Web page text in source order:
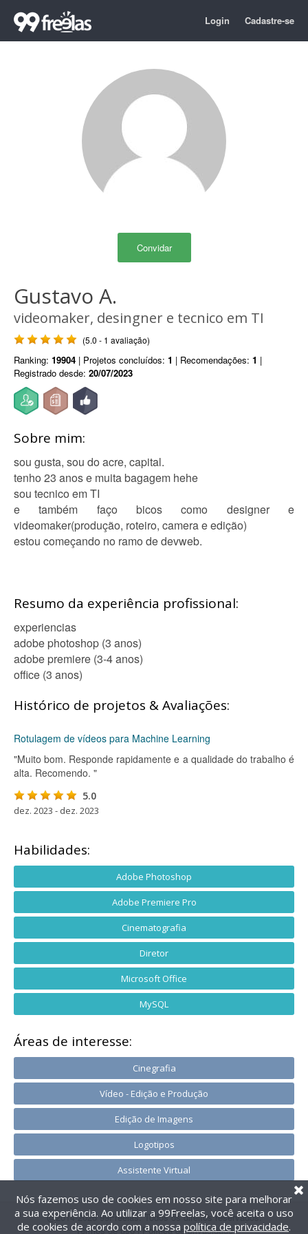
Login Cadastre-se
Convidar
Gustavo A.
videomaker, desingner e tecnico em TI
(5.0 - 1 avaliação)
Ranking: 19904 | Projetos concluídos: 1 | Recomendações: 1 |
Registrado desde: 20/07/2023
Sobre mim:
sou gusta, sou do acre, capital.
tenho 23 anos e muita bagagem hehe
sou tecnico em TI
e também faço bicos como designer e
videomaker(produção, roteiro, camera e edição)
estou começando no ramo de devweb.
Resumo da experiência profissional:
experiencias
adobe photoshop (3 anos)
adobe premiere (3-4 anos)
office (3 anos)
Histórico de projetos & Avaliações:
Rotulagem de vídeos para Machine Learning
"Muito bom. Responde rapidamente e a qualidade do trabalho é
alta. Recomendo. "
5.0
dez. 2023 - dez. 2023
Habilidades:
Adobe Photoshop
Adobe Premiere Pro
Cinematografia
Diretor
Microsoft Office
MySQL
Áreas de interesse:
Cinegrafia
Vídeo - Edição e Produção
Edição de Imagens
Logotipos
Assistente Virtual
@2014-2026 99Freelas. Todos os direitos reservados.
Termos de uso| Política de privacidade
Nós fazemos uso de cookies em nosso site para melhorar
a sua experiência. Ao utilizar a 99Freelas, você aceita o uso
de cookies de acordo com a nossa política de privacidade.